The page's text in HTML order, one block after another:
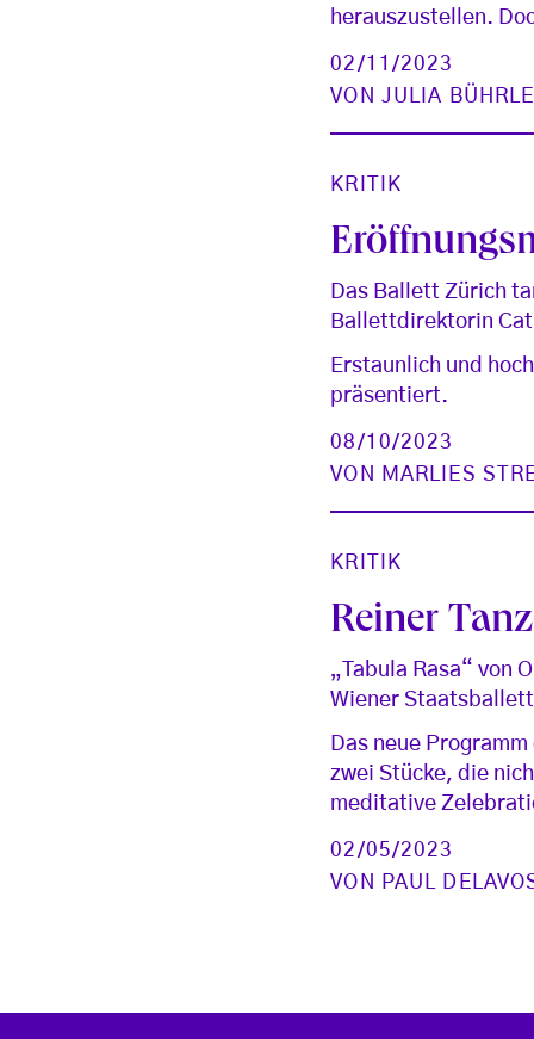
herauszustellen.
02/11/2023
VON JULIA BÜHRLE
KRITIK
Das Ballett Zürich
Ballettdirektorin
Erstaunlich und
präsentiert.
08/10/2023
VON
MARLIES
KRITIK
Reiner
„Tabula Rasa“ von
Wiener
Das neue
zwei Stücke, die
meditative
02/05/2023
VON
PAUL